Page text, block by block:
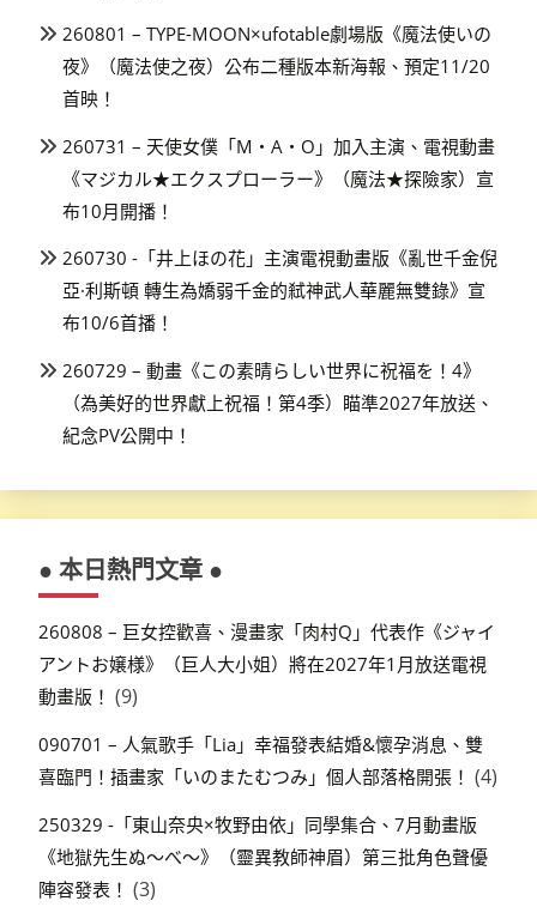
260801 – TYPE-MOON×ufotable劇場版《魔法使いの
夜》（魔法使之夜）公布二種版本新海報、預定11/20
首映！
260731 – 天使女僕「M・A・O」加入主演、電視動畫
《マジカル★エクスプローラー》（魔法★探險家）宣
布10月開播！
260730 -「井上ほの花」主演電視動畫版《亂世千金倪
亞·利斯頓 轉生為嬌弱千金的弒神武人華麗無雙錄》宣
布10/6首播！
260729 – 動畫《この素晴らしい世界に祝福を！4》
（為美好的世界獻上祝福！第4季）瞄準2027年放送、
紀念PV公開中！
● 本日熱門文章 ●
260808 – 巨女控歡喜、漫畫家「肉村Q」代表作《ジャイ
アントお嬢様》（巨人大小姐）將在2027年1月放送電視
動畫版！ (9)
090701 – 人氣歌手「Lia」幸福發表結婚&懷孕消息、雙
喜臨門！插畫家「いのまたむつみ」個人部落格開張！ (4)
250329 -「東山奈央×牧野由依」同學集合、7月動畫版
《地獄先生ぬ～べ～》（靈異教師神眉）第三批角色聲優
陣容發表！ (3)